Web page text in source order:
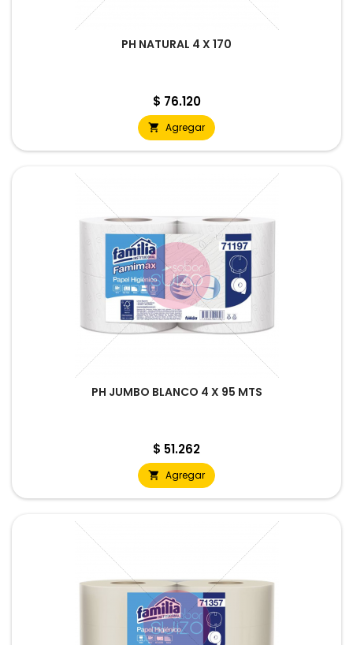
PH NATURAL 4 X 170
Precio
$ 76.120
 Agregar
PH JUMBO BLANCO 4 X 95 MTS
Precio
$ 51.262
 Agregar